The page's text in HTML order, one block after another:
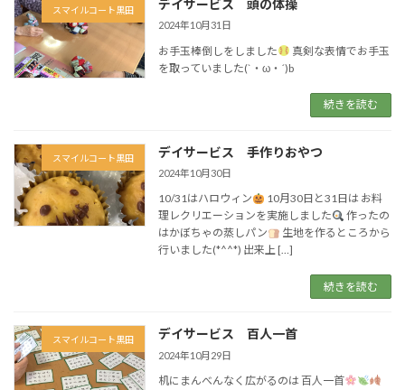
スマイルコート黒田 デイサービス 頭の体操
2024年10月31日
お手玉棒倒しをしました
真剣な表情でお手玉
を取っていました(`・ω・´)b
続きを読む
スマイルコート黒田 デイサービス 手作りおやつ
2024年10月30日
10/31はハロウィン
10月30日と31日は お料
理レクリエーションを実施しました
作ったの
はかぼちゃの蒸しパン
生地を作るところから
行いました(*^^*) 出来上 […]
続きを読む
スマイルコート黒田 デイサービス 百人一首
2024年10月29日
机にまんべんなく広がるのは 百人一首